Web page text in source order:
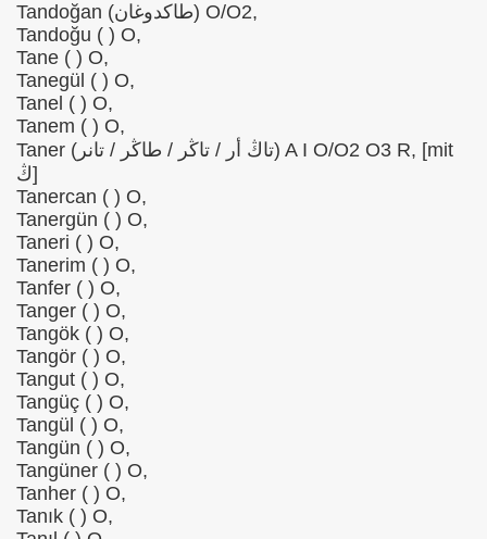
Tandoğan (طاكدوغان) O/O2,
Tandoğu ( ) O,
Tane ( ) O,
Tanegül ( ) O,
Tanel ( ) O,
Tanem ( ) O,
Taner (تاڭ أر / تاڭر / طاڭر / تانر) A I O/O2 O3 R, [mit
ڭ]
Tanercan ( ) O,
Tanergün ( ) O,
Taneri ( ) O,
Tanerim ( ) O,
Tanfer ( ) O,
Tanger ( ) O,
Tangök ( ) O,
Tangör ( ) O,
Tangut ( ) O,
Tangüç ( ) O,
Tangül ( ) O,
Tangün ( ) O,
Tangüner ( ) O,
Tanher ( ) O,
Tanık ( ) O,